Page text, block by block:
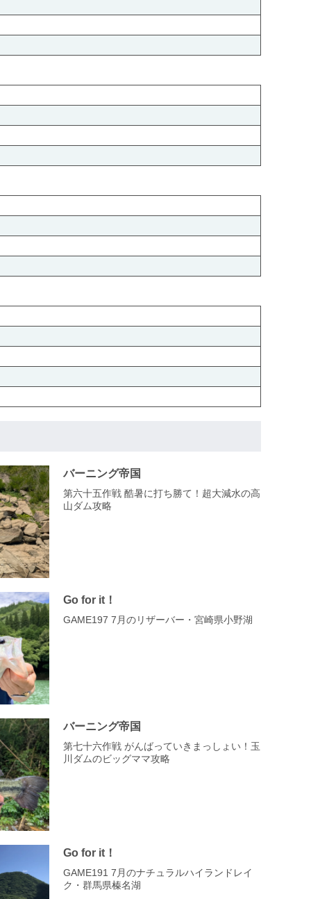
バーニング帝国
第六十五作戦 酷暑に打ち勝て！超大減水の高
山ダム攻略
Go for it！
GAME197 7月のリザーバー・宮崎県小野湖
バーニング帝国
第七十六作戦 がんばっていきまっしょい！玉
川ダムのビッグママ攻略
Go for it！
GAME191 7月のナチュラルハイランドレイ
ク・群馬県榛名湖